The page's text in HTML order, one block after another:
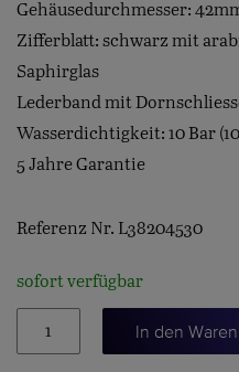
Gehäusedurchmesser:
Zifferblatt: schwarz mit
Saphirglas
Lederband mit
Wasserdichtigkeit: 10 Bar
5 Jahre Garantie
Referenz Nr. L38204530
sofort verfügbar
CHRONOGRAPH
In den